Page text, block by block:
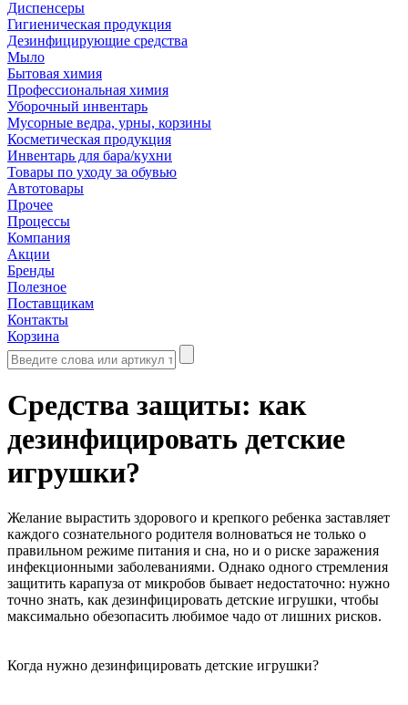
Диспенсеры
Гигиеническая продукция
Дезинфицирующие средства
Мыло
Бытовая химия
Профессиональная химия
Уборочный инвентарь
Мусорные ведра, урны, корзины
Косметическая продукция
Инвентарь для бара/кухни
Товары по уходу за обувью
Автотовары
Прочее
Процессы
Компания
Акции
Бренды
Полезное
Поставщикам
Контакты
Корзина
Средства защиты: как
дезинфицировать детские
игрушки?
Желание вырастить здорового и крепкого ребенка заставляет
каждого сознательного родителя волноваться не только о
правильном режиме питания и сна, но и о риске заражения
инфекционными заболеваниями. Однако одного стремления
защитить карапуза от микробов бывает недостаточно: нужно
точно знать, как дезинфицировать детские игрушки, чтобы
максимально обезопасить любимое чадо от лишних рисков.
Когда нужно дезинфицировать детские игрушки?